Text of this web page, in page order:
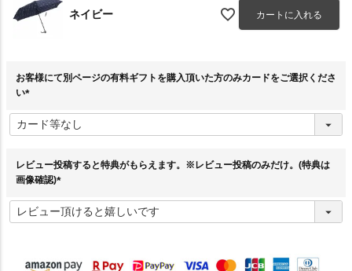
ネイビー カートに入れる
お客様にて別ページの有料ギフトを購入頂いた方のみカードをご選択くださ
い
必
須
レビュー投稿すると特典がもらえます。※レビュー投稿のみだけ。(特典は
画像確認)
必
須